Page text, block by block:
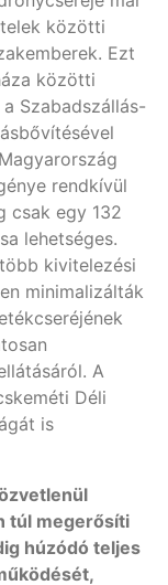
közötti
Ezt
közötti
Szabadszállás-
rendkívül
csak egy 132
lehetséges.
kivitelezési
minimalizálták
A
Déli
is
túl megerősíti
húzódó teljes